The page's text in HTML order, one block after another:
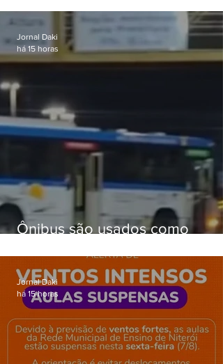
passagens
Ônibus são usados como
Gardênia Azul
Jornal Daki
há 15 horas
Jornal Daki
há 15 horas